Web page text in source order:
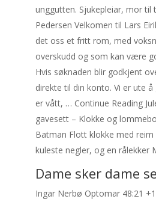
unggutten. Sjukepleiar, mor
Pedersen Velkomen til Lars
det oss et fritt rom, med
overskudd og som kan være
Hvis søknaden blir godkjent
direkte til din konto. Vi er ute
er vått, … Continue Reading
gavesett – Klokke og
Batman Flott klokke med
kuleste negler, og en rålekker
Dame sker dame
Ingar Nerbø Optomar 48:21